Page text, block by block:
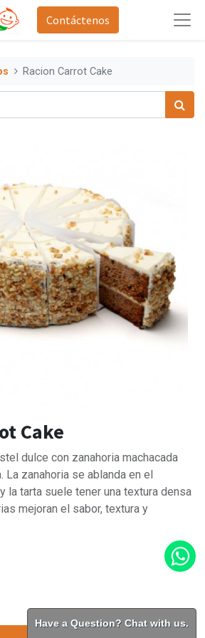
Contáctenos
Racion Carrot Cake
Cake
dulce con zanahoria machacada
La zanahoria se ablanda en el
la tarta suele tener una textura densa
mejoran el sabor, textura y
Have a Question? Chat with us.